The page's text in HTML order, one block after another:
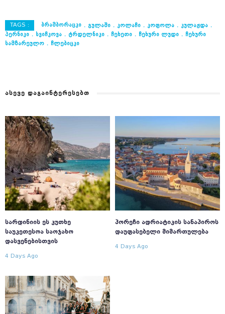
TAGS : ᲑᲠᲐᲛᲑᲝᲠᲐᲪᲙᲘ ᲒᲣᲚᲐᲨᲘ ᲙᲝᲚᲐᲩᲘ ᲙᲝᲤᲝᲚᲐ
ᲙᲣᲚᲐᲟᲓᲐ
ᲞᲔᲠᲜᲘᲙᲘ
ᲡᲕᲘᲩᲙᲝᲕᲐ ᲢᲠᲓᲔᲚᲜᲘᲙᲘ ᲩᲔᲮᲔᲗᲘ ᲩᲔᲮᲣᲠᲘ ᲚᲣᲓᲘ
ᲩᲔᲮᲣᲠᲘ
ᲡᲐᲛᲖᲐᲠᲔᲣᲚᲝ
ᲩᲚᲔᲑᲘᲪᲙᲘ
ᲐᲡᲔᲕᲔ ᲓᲐᲒᲐᲘᲜᲢᲔᲠᲔᲡᲔᲑᲗ
ᲡᲐᲠᲓᲘᲜᲘᲘᲡ ᲔᲡ ᲙᲣᲗᲮᲔ
ᲡᲐᲣᲙᲔᲗᲔᲡᲝᲐ ᲡᲐᲝᲯᲐᲮᲝ
ᲓᲐᲡᲕᲔᲜᲔᲑᲘᲡᲗᲕᲘᲡ
4 Days Ago
ᲞᲝᲠᲔᲩᲘ ᲐᲓᲠᲘᲐᲢᲘᲙᲘᲡ ᲡᲐᲜᲐᲞᲘᲠᲝᲡ
ᲓᲐᲣᲤᲐᲡᲔᲑᲔᲚᲘ ᲛᲘᲛᲐᲠᲗᲣᲚᲔᲑᲐ
4 Days Ago